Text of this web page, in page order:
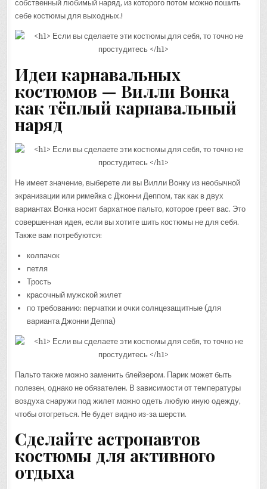
собственный любимый наряд, из которого потом можно пошить
себе костюмы для выходных.!
Идеи карнавальных
костюмов — Вилли Вонка
как тёплый карнавальный
наряд
Не имеет значение, выберете ли вы Вилли Вонку из необычной
экранизации или римейка с Джонни Деппом, так как в двух
вариантах Вонка носит бархатное пальто, которое греет вас. Это
совершенная идея, если вы хотите шить костюмы не для себя.
Также вам потребуются:
колпачок
петля
Трость
красочный мужской жилет
по требованию: перчатки и очки солнцезащитные (для
варианта Джонни Деппа)
Пальто также можно заменить блейзером. Парик может быть
полезен, однако не обязателен. В зависимости от температуры
воздуха снаружи под жилет можно одеть любую иную одежду,
чтобы отогреться. Не будет видно из-за шерсти.
Сделайте астронавтов
костюмы для активного
отдыха